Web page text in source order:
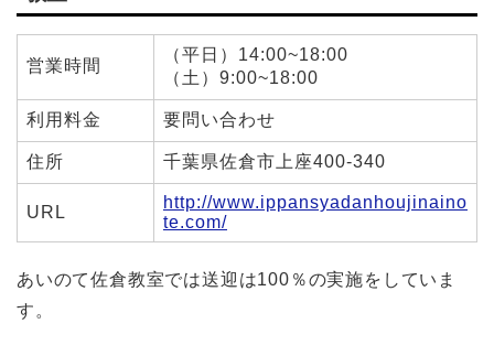
営業時間
（平日）14:00~18:00
（土）9:00~18:00
利用料金 要問い合わせ
住所 千葉県佐倉市上座400-340
URL
http://www.ippansyadanhoujinaino
te.com/
あいのて佐倉教室では送迎は100％の実施をしていま
す。